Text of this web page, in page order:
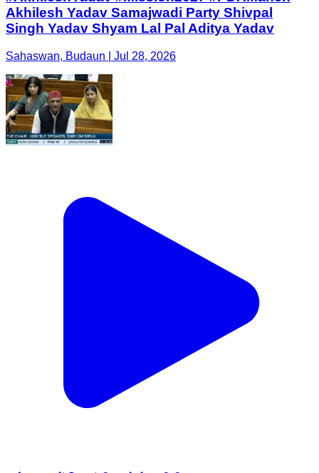
Akhilesh Yadav Samajwadi Party Shivpal
Singh Yadav Shyam Lal Pal Aditya Yadav
Sahaswan, Budaun | Jul 28, 2026